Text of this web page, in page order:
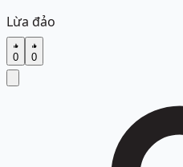
Lừa đảo
0 0